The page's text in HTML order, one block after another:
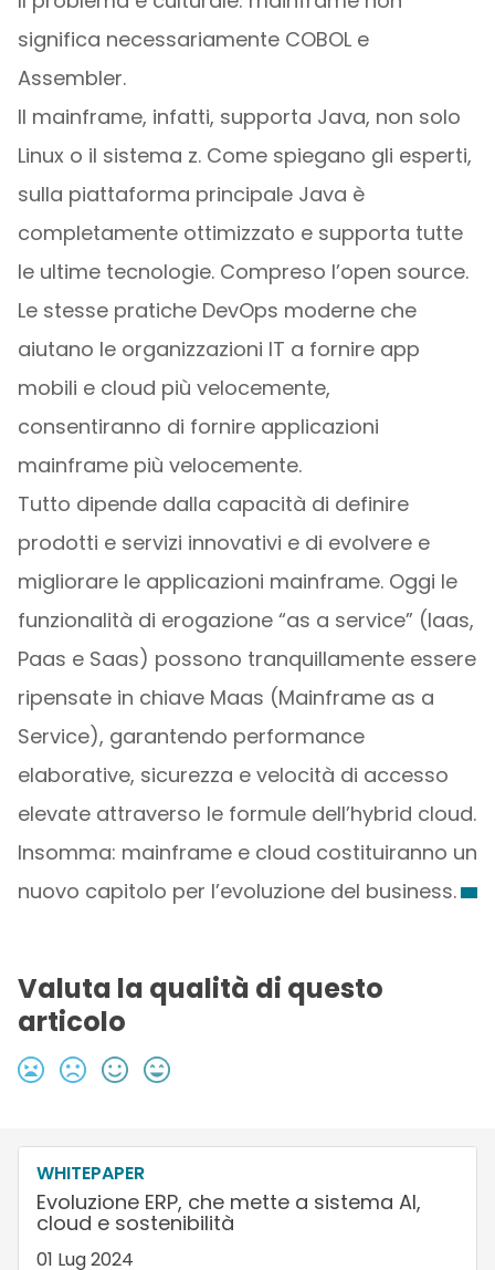
significa necessariamente COBOL e
Assembler.
Il mainframe, infatti, supporta Java, non solo
Linux o il sistema z. Come spiegano gli esperti,
sulla piattaforma principale Java è
completamente ottimizzato e supporta tutte
le ultime tecnologie. Compreso l’open source.
Le stesse pratiche DevOps moderne che
aiutano le organizzazioni IT a fornire app
mobili e cloud più velocemente,
consentiranno di fornire applicazioni
mainframe più velocemente.
Tutto dipende dalla capacità di definire
prodotti e servizi innovativi e di evolvere e
migliorare le applicazioni mainframe. Oggi le
funzionalità di erogazione “as a service” (Iaas,
Paas e Saas) possono tranquillamente essere
ripensate in chiave Maas (Mainframe as a
Service), garantendo performance
elaborative, sicurezza e velocità di accesso
elevate attraverso le formule dell’hybrid cloud.
Insomma: mainframe e cloud costituiranno un
nuovo capitolo per l’evoluzione del business.
Valuta la qualità di questo
articolo
WHITEPAPER
Evoluzione ERP, che mette a sistema AI,
cloud e sostenibilità
01 Lug 2024